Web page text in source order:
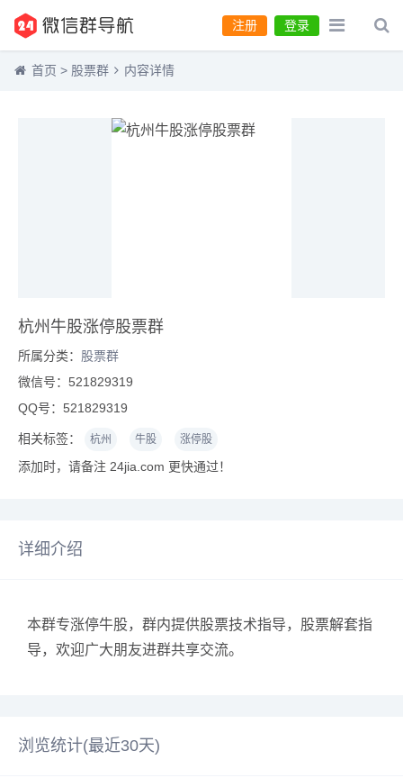
登录
注册
首页 > 股票群 内容详情
杭州牛股涨停股票群
所属分类： 股票群
微信号：521829319
QQ号：521829319
相关标签： 杭州 牛股 涨停股
添加时，请备注 24jia.com 更快通过！
详细介绍
本群专涨停牛股，群内提供股票技术指导，股票解套指
导，欢迎广大朋友进群共享交流。
浏览统计(最近30天)